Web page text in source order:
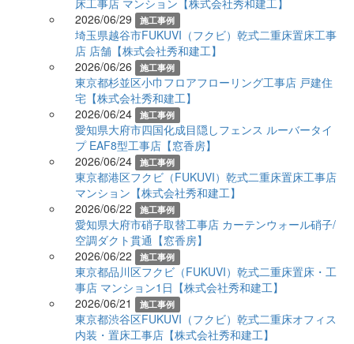
床工事店 マンション【株式会社秀和建工】
2026/06/29
施工事例
埼玉県越谷市FUKUVI（フクビ）乾式二重床置床工事
店 店舗【株式会社秀和建工】
2026/06/26
施工事例
東京都杉並区小巾フロアフローリング工事店 戸建住
宅【株式会社秀和建工】
2026/06/24
施工事例
愛知県大府市四国化成目隠しフェンス ルーバータイ
プ EAF8型工事店【窓香房】
2026/06/24
施工事例
東京都港区フクビ（FUKUVI）乾式二重床置床工事店
マンション【株式会社秀和建工】
2026/06/22
施工事例
愛知県大府市硝子取替工事店 カーテンウォール硝子/
空調ダクト貫通【窓香房】
2026/06/22
施工事例
東京都品川区フクビ（FUKUVI）乾式二重床置床・工
事店 マンション1日【株式会社秀和建工】
2026/06/21
施工事例
東京都渋谷区FUKUVI（フクビ）乾式二重床オフィス
内装・置床工事店【株式会社秀和建工】